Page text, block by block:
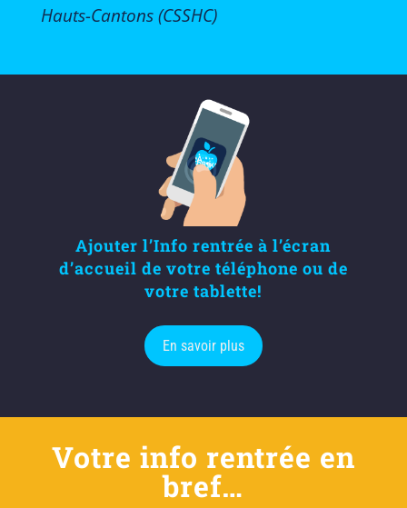
Hauts-Cantons (CSSHC)
Ajouter l’Info rentrée à l’écran
d’accueil de votre téléphone ou de
votre tablette!
En savoir plus
Votre info rentrée en
bref…